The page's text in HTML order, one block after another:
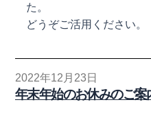
た。
どうぞご活用ください。
2022年12月23日
年末年始のお休みのご案